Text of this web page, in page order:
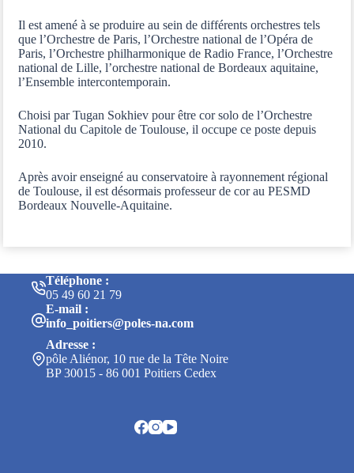
Il est amené à se produire au sein de différents orchestres tels
que l’Orchestre de Paris, l’Orchestre national de l’Opéra de
Paris, l’Orchestre philharmonique de Radio France, l’Orchestre
national de Lille, l’orchestre national de Bordeaux aquitaine,
l’Ensemble intercontemporain.
Choisi par Tugan Sokhiev pour être cor solo de l’Orchestre
National du Capitole de Toulouse, il occupe ce poste depuis
2010.
Après avoir enseigné au conservatoire à rayonnement régional
de Toulouse, il est désormais professeur de cor au PESMD
Bordeaux Nouvelle-Aquitaine.
Téléphone :
05 49 60 21 79
E-mail :
info_poitiers@poles-na.com
Adresse :
pôle Aliénor, 10 rue de la Tête Noire
BP 30015 - 86 001 Poitiers Cedex